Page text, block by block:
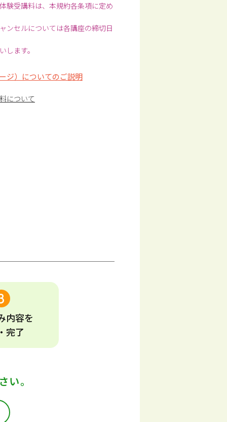
験受講料は、本規約各条項に定め
ンセルについては各講座の締切日
ます。
ジ）についてのご説明
について
内容を
完了
い。